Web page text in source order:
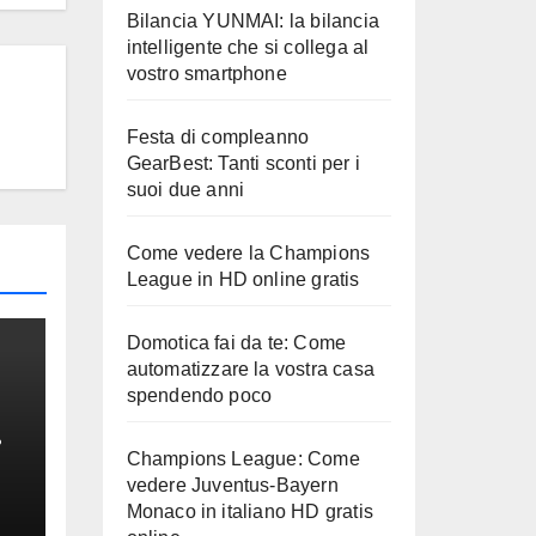
Bilancia YUNMAI: la bilancia
intelligente che si collega al
vostro smartphone
Festa di compleanno
GearBest: Tanti sconti per i
suoi due anni
Come vedere la Champions
League in HD online gratis
Domotica fai da te: Come
automatizzare la vostra casa
spendendo poco
Champions League: Come
vedere Juventus-Bayern
Monaco in italiano HD gratis